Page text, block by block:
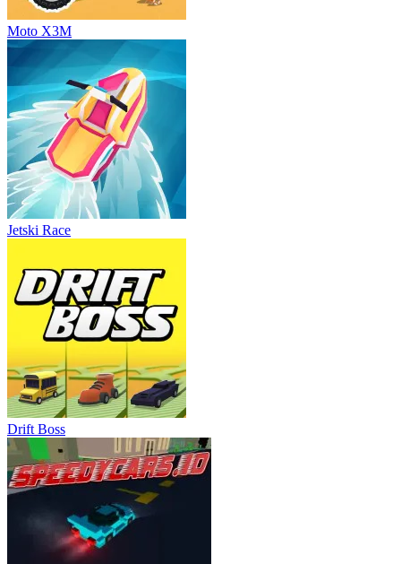
Moto X3M
Jetski Race
Drift Boss